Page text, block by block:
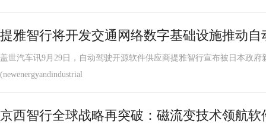
提雅智行将开发交通网络数字基础设施推动
盖世汽车讯9月29日，自动驾驶开源软件供应商提雅智行宣布被日本政
(newenergyandindustrial
京西智行全球战略再突破：磁流变技术领航